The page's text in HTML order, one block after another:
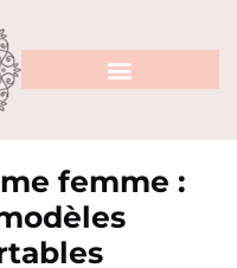
femme :